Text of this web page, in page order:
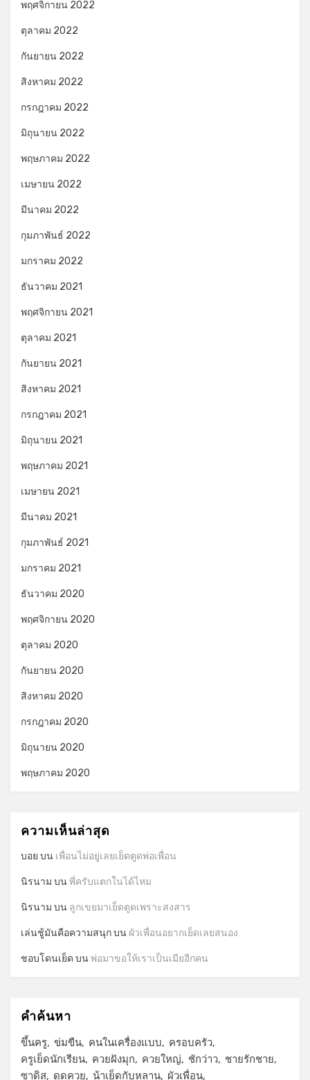
พฤศจิกายน 2022
ตุลาคม 2022
กันยายน 2022
สิงหาคม 2022
กรกฎาคม 2022
มิถุนายน 2022
พฤษภาคม 2022
เมษายน 2022
มีนาคม 2022
กุมภาพันธ์ 2022
มกราคม 2022
ธันวาคม 2021
พฤศจิกายน 2021
ตุลาคม 2021
กันยายน 2021
สิงหาคม 2021
กรกฎาคม 2021
มิถุนายน 2021
พฤษภาคม 2021
เมษายน 2021
มีนาคม 2021
กุมภาพันธ์ 2021
มกราคม 2021
ธันวาคม 2020
พฤศจิกายน 2020
ตุลาคม 2020
กันยายน 2020
สิงหาคม 2020
กรกฎาคม 2020
มิถุนายน 2020
พฤษภาคม 2020
ความเห็นล่าสุด
บอย บน เพื่อนไม่อยู่เลยเย็ดตูดพ่อเพื่อน
นิรนาม บนพี่ครับแตกในได้ไหม
นิรนาม บน ลูกเขยมาเย็ดตูดเพราะสงสาร
เล่นชู้มันคือความสนุกบน ผัวเพื่อนอยากเย็ดเลยสนอง
ชอบโดนเย็ด บนพ่อมาขอให้เราเป็นเมียอีกคน
คำค้นหา
ขึ้นครู ข่มขืน คนในเครื่องแบบ
ครอบครัว
ครูเย็ดนักเรียน
ควยฝังมุก ควยใหญ่ ชักว่าว
ชายรักชาย
ซาดิส
ดูดควย น้าเย็ดกับหลาน ผัวเพื่อน